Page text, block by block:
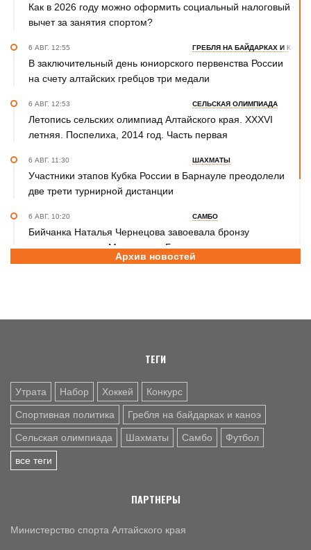
Как в 2026 году можно оформить социальный налоговый
вычет за занятия спортом?
6 АВГ. 12:55 ГРЕБЛЯ НА БАЙДАРКАХ И КАНОЭ
В заключительный день юниорского первенства России
на счету алтайских гребцов три медали
6 АВГ. 12:53 СЕЛЬСКАЯ ОЛИМПИАДА
Летопись сельских олимпиад Алтайского края. XXXVI
летняя. Поспелиха, 2014 год. Часть первая
6 АВГ. 11:30 ШАХМАТЫ
Участники этапов Кубка России в Барнауле преодолели
две трети турнирной дистанции
6 АВГ. 10:20 САМБО
Бийчанка Наталья Чернецова завоевала бронзу
международного Мемориала Бурдикова
Архив новостей
ТЕГИ
Утрата Набор Хоккей Конкурс
Спортивная политика Гребля на байдарках и каноэ
Сельская олимпиада Шахматы Самбо Футбол
все теги
ПАРТНЕРЫ
Министерство спорта Алтайского края